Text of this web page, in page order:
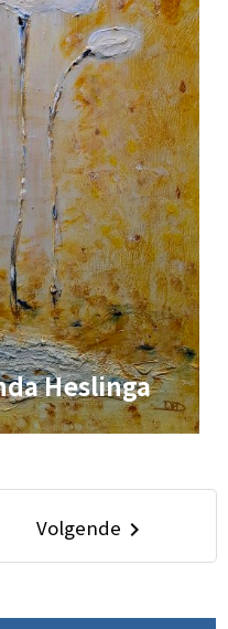
Heslinga
Volgende keyboard_arrow_right